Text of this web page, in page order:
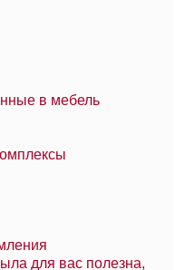
в мебель
для вас полезна,